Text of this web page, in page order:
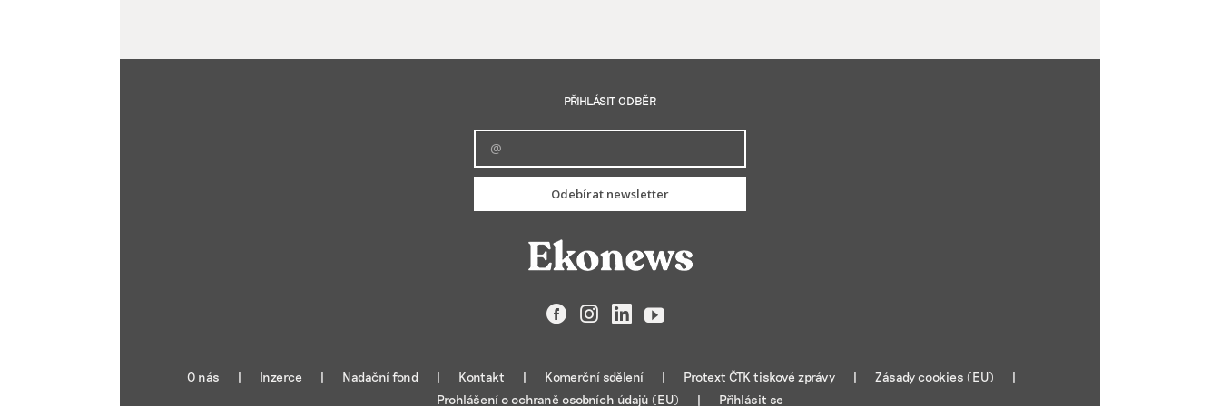
PŘIHLÁSIT ODBĚR
Odebírat newsletter
FacebookInstagramLinkedIn
YouTube
O nás Inzerce Nadační fond Kontakt Komerční sdělení Protext ČTK tiskové zprávy
Zásady cookies (EU)
Prohlášení o ochraně osobních údajů (EU)
Přihlásit se